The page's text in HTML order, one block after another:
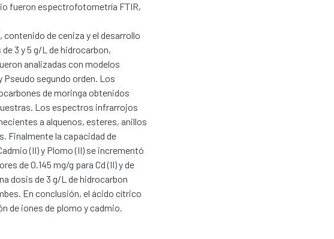
fueron espectrofotometría FTIR,
de ceniza y el desarrollo
3 y 5 g/L de hidrocarbon,
analizadas con modelos
segundo orden. Los
de moringa obtenidos
Los espectros infrarrojos
a alquenos, esteres, anillos
Finalmente la capacidad de
(II) y Plomo (II) se incrementó
de 0.145 mg/g para Cd (II) y de
dosis de 3 g/L de hidrocarbon
En conclusión, el ácido cítrico
de iones de plomo y cadmio.